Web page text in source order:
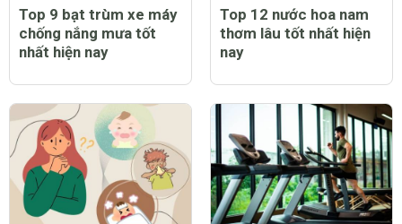
Top 9 bạt trùm xe máy
chống nắng mưa tốt
nhất hiện nay
Top 12 nước hoa nam
thơm lâu tốt nhất hiện
nay